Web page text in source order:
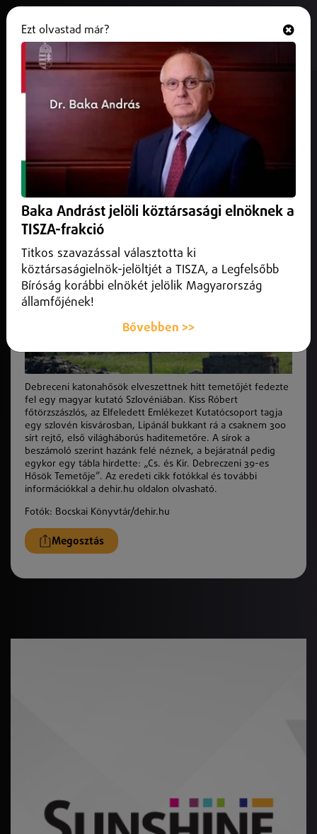
Debreceni katonahősök
elveszettnek hitt temetőjét
Debreceni katonahősök elveszettnek hitt temetőjét
fedezte fel egy magyar kutató Szlovéniában.
Debreceni katonahősök elveszettnek hitt temetőjét fedezte
fel egy magyar kutató Szlovéniában. Kiss Róbert
főtörzszászlós, az Elfeledett Emlékezet Kutatócsoport tagja
egy szlovén kisvárosban, Lipánál bukkant rá a csaknem 300
sírt rejtő, első világháborús haditemetőre. A sírok a
beszámoló szerint hazánk felé néznek, a bejáratnál pedig
egykor egy tábla hirdette: „Cs. és Kir. Debreczeni 39-es
Hősök Temetője”. Az eredeti cikk fotókkal és további
információkkal a dehir.hu oldalon olvasható.
Fotók: Bocskai Könyvtár/dehir.hu
Megosztás
Ezt olvastad már?
Baka Andrást jelöli köztársasági elnöknek a
TISZA-frakció
Titkos szavazással választotta ki
köztársaságielnök-jelöltjét a TISZA, a Legfelsőbb
Bíróság korábbi elnökét jelölik Magyarország
államfőjének!
Bővebben >>